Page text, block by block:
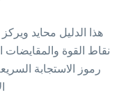
هذا الدليل محايد
نقاط القوة والمقايضات